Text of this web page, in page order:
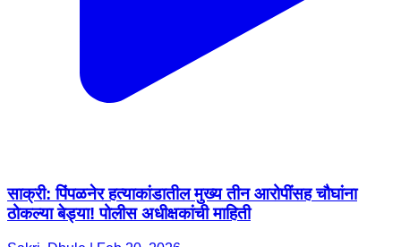
साक्री: पिंपळनेर हत्याकांडातील मुख्य तीन आरोपींसह चौघांना
ठोकल्या बेड्या! पोलीस अधीक्षकांची माहिती